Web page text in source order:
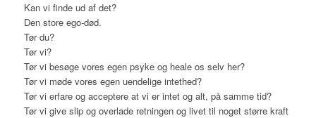
Kan vi finde ud af det?
Den store ego-død.
Tør du?
Tør vi?
Tør vi besøge vores egen psyke og heale os selv her?
Tør vi møde vores egen uendelige intethed?
Tør vi erfare og acceptere at vi er intet og alt, på samme tid?
Tør vi give slip og overlade retningen og livet til noget større kraft